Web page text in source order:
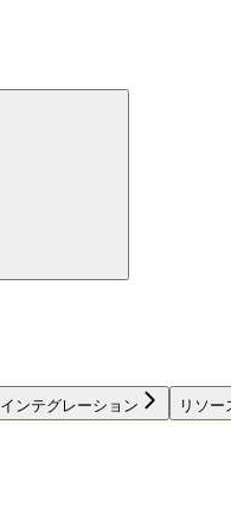
インテグレーション リソー